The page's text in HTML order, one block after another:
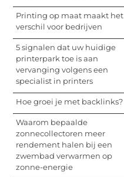
Printing op maat maakt het
verschil voor bedrijven
5 signalen dat uw huidige
printerpark toe is aan
vervanging volgens een
specialist in printers
Hoe groei je met backlinks?
Waarom bepaalde
zonnecollectoren meer
rendement halen bij een
zwembad verwarmen op
zonne-energie